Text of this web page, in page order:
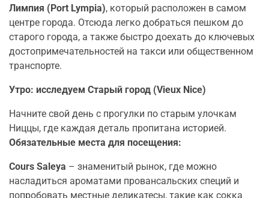
Лимпия (Port Lympia), который расположен в самом
центре города. Отсюда легко добраться пешком до
старого города, а также быстро доехать до ключевых
достопримечательностей на такси или общественном
транспорте.
Утро: исследуем Старый город (Vieux Nice)
Начните свой день с прогулки по старым улочкам
Ниццы, где каждая деталь пропитана историей.
Обязательные места для посещения:
Cours Saleya – знаменитый рынок, где можно
насладиться ароматами провансальских специй и
попробовать местные деликатесы, такие как сокка